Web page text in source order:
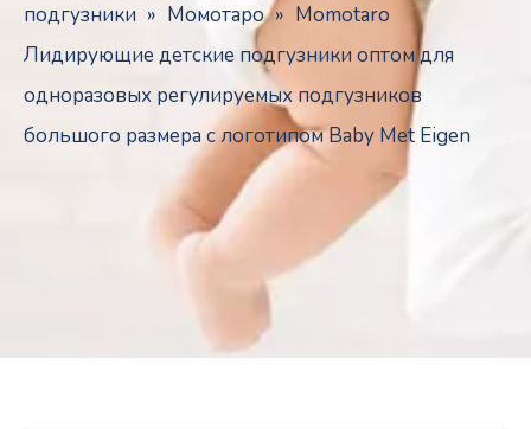
подгузники » Момотаро » Momotaro
Лидирующие детские подгузники оптом для
одноразовых регулируемых подгузников
большого размера с логотипом Baby Met Eigen